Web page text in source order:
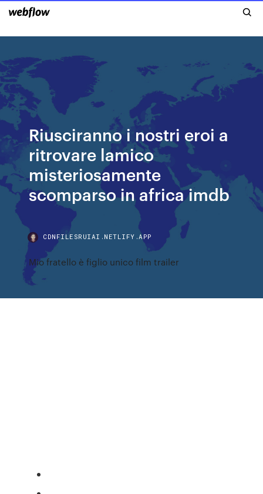
Riusciranno i nostri eroi a
ritrovare lamico
misteriosamente
scomparso in africa imdb
CDNFILESRUIAI.NETLIFY.APP
Mio fratello è figlio unico film trailer